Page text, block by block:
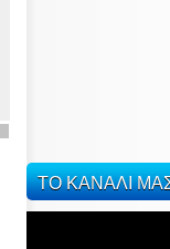
ΤΟ ΚΑΝΑΛΙ ΜΑΣ